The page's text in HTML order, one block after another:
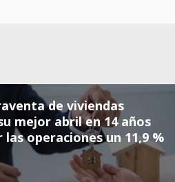
de viviendas
mejor abril en 14 años
operaciones un 11,9 %